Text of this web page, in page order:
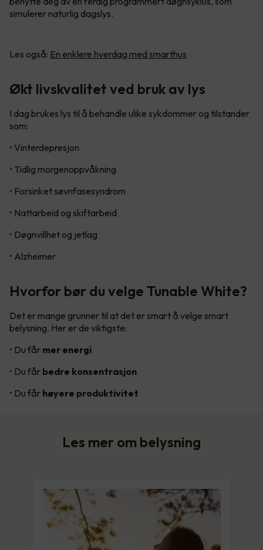
simulerer naturlig dagslys.
Les også: En enklere hverdag med smarthus
Økt livskvalitet ved bruk av lys
I dag brukes lys til å behandle ulike sykdommer og tilstander
som:
• Vinterdepresjon
• Tidlig morgenoppvåkning
• Forsinket søvnfasesyndrom
• Nattarbeid og skiftarbeid
• Døgnvillhet og jetlag
• Alzheimer
Hvorfor bør du velge Tunable White?
Det er mange grunner til at det er smart å velge smart
belysning. Her er de viktigste:
• Du får mer energi
• Du får bedre konsentrasjon
• Du får høyere produktivitet
Les mer om belysning